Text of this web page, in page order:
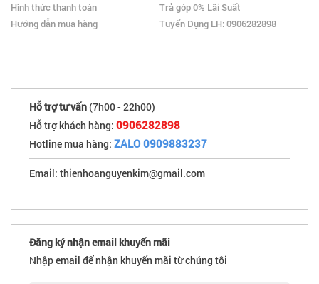
Hình thức thanh toán
Hướng dẫn mua hàng
Trả góp 0% Lãi Suất
Tuyển Dụng LH: 0906282898
Hỗ trợ tư vấn (7h00 - 22h00)
Hỗ trợ khách hàng: 0906282898
Hotline mua hàng: ZALO 0909883237
Email: thienhoanguyenkim@gmail.com
Đăng ký nhận email khuyến mãi
Nhập email để nhận khuyến mãi từ chúng tôi